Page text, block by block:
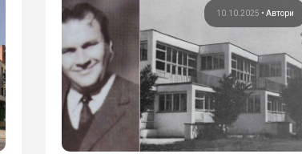
10.10.2025 • Автори